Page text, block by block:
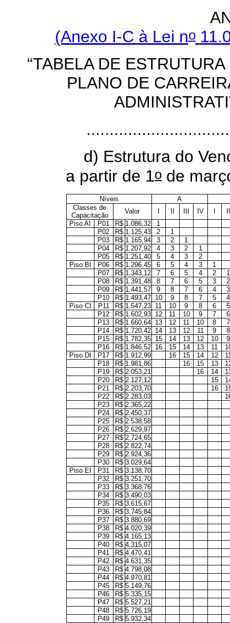
(Anexo I-C à Lei no
“TABELA DE
PLANO DE
d) Estrutura do
a partir de 1o de
Níveis
A
Classes de
Capacitação
Valor I II III IV I
II
Piso AI
P01 R$ 1.086,32
1
P02
R$ 1.125,43 2
1
P03
R$ 1.165,94 3 2
1
P04
R$ 1.207,92 4 3 2
1
P05
R$ 1.251,40 5 4 3
2
Piso BI
P06 R$ 1.296,45 6 5 4 3
1
P07
R$ 1.343,12 7 6 5 4 2
1
P08
R$ 1.391,48 8 7 6 5 3
2
P09
R$ 1.441,57 9 8 7 6 4
3
P10
R$ 1.493,47 10 9 8 7 5
4
Piso CI
P11 R$ 1.547,23 11 10 9 8 6
5
P12
R$ 1.602,93 12 11 10 9 7
6
P13
R$ 1.660,64 13 12 11 10 8
7
P14
R$ 1.720,42 14 13 12 11 9
8
P15
R$ 1.782,35 15 14 13 12 10
9
P16
R$ 1.846,52 16 15 14 13 11
Piso DI
P17 R$ 1.912,99 16 15 14 12
P18
R$ 1.981,86 16 15 13
P19
R$ 2.053,21 16 14
P20
R$ 2.127,12 15
P21
R$ 2.203,70 16
P22
R$ 2.283,03
P23
R$ 2.365,22
P24
R$ 2.450,37
P25
R$ 2.538,58
P26
R$ 2.629,97
P27
R$ 2.724,65
P28
R$ 2.822,74
P29
R$ 2.924,36
P30
R$ 3.029,64
Piso EI
P31 R$ 3.138,70
P32
R$ 3.251,70
P33
R$ 3.368,76
P34
R$ 3.490,03
P35
R$ 3.615,67
P36
R$ 3.745,84
P37
R$ 3.880,69
P38
R$ 4.020,39
P39
R$ 4.165,13
P40
R$ 4.315,07
P41
R$ 4.470,41
P42
R$ 4.631,35
P43
R$ 4.798,08
P44
R$ 4.970,81
P45
R$ 5.149,76
P46
R$ 5.335,15
P47
R$ 5.527,21
P48
R$ 5.726,19
P49
R$ 5.932,34